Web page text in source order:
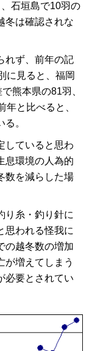
石垣島で10羽の
冬は確認されな
れず、前年の記
に見ると、福岡
熊本県の81羽、
年と比べると、
。
していると思わ
息環境の人為的
数を減らした場
り糸・釣り針に
思われる怪我に
の越冬数の増加
が増えてしまう
必要とされてい